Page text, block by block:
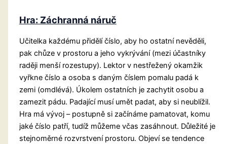
Hra: Záchranná náruč
Učitelka každému přidělí číslo, aby ho ostatní nevěděli,
pak chůze v prostoru a jeho vykrývání (mezi účastníky
raději menší rozestupy). Lektor v nestřežený okamžik
vyřkne číslo a osoba s daným číslem pomalu padá k
zemi (omdlévá). Úkolem ostatních je zachytit osobu a
zamezit pádu. Padající musí umět padat, aby si neublížil.
Hra má vývoj – postupně si začínáme pamatovat, komu
jaké číslo patří, tudíž můžeme včas zasáhnout. Důležité je
stejnoměrné rozvrstvení prostoru. Objeví se tendence